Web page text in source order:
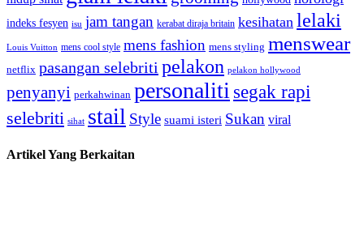
indeks fesyen isu jam tangan kerabat diraja britain kesihatan lelaki
Louis Vuitton mens cool style mens fashion mens styling menswear
netflix pasangan selebriti pelakon pelakon hollywood
penyanyi perkahwinan personalitisegak rapi
selebriti sihat stail Style suami isteri Sukan viral
Artikel Yang Berkaitan